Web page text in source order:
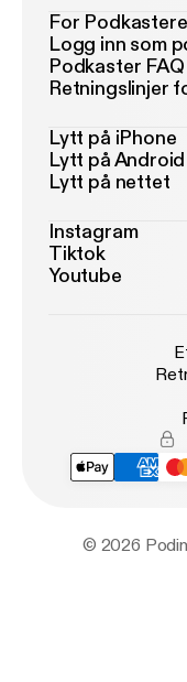
For Podkastere
Logg inn som
Podkaster FAQ
Retningslinjer
Lytt på iPhone
Lytt på Android
Lytt på nettet
Instagram
Tiktok
Youtube
© 2026